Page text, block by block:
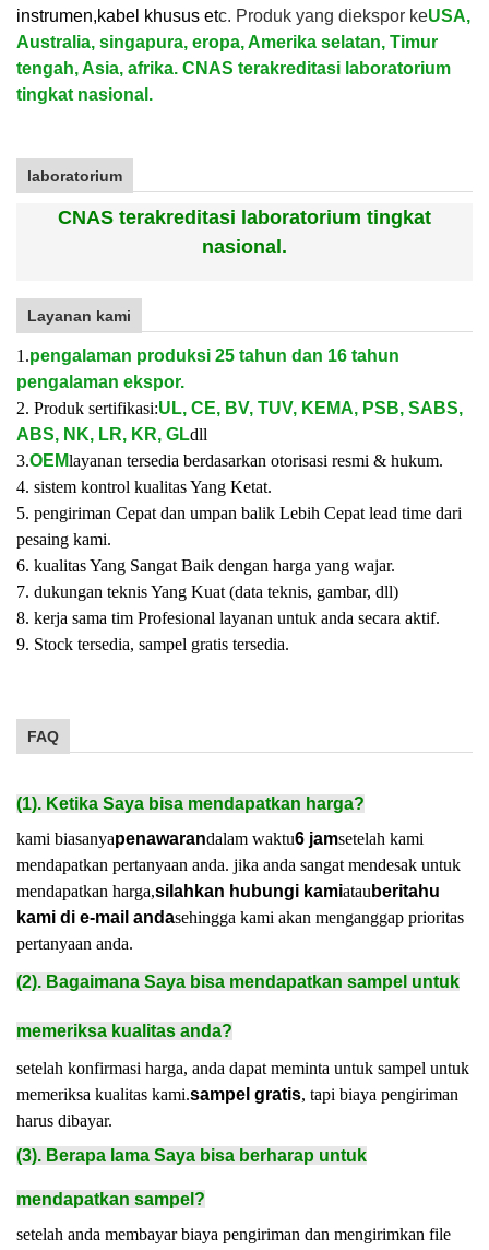
instrumen,kabel khusus etc. Produk yang diekspor keUSA,
Australia, singapura, eropa, Amerika selatan, Timur
tengah, Asia, afrika. CNAS terakreditasi laboratorium
tingkat nasional.
laboratorium
CNAS terakreditasi laboratorium tingkat
nasional.
Layanan kami
1.pengalaman produksi 25 tahun dan 16 tahun
pengalaman ekspor.
2. Produk sertifikasi:UL, CE, BV, TUV, KEMA, PSB, SABS,
ABS, NK, LR, KR, GLdll
3.OEMlayanan tersedia berdasarkan otorisasi resmi & hukum.
4. sistem kontrol kualitas Yang Ketat.
5. pengiriman Cepat dan umpan balik Lebih Cepat lead time dari
pesaing kami.
6. kualitas Yang Sangat Baik dengan harga yang wajar.
7. dukungan teknis Yang Kuat (data teknis, gambar, dll)
8. kerja sama tim Profesional layanan untuk anda secara aktif.
9. Stock tersedia, sampel gratis tersedia.
FAQ
(1). Ketika Saya bisa mendapatkan harga?
kami biasanyapenawarandalam waktu6 jamsetelah kami
mendapatkan pertanyaan anda. jika anda sangat mendesak untuk
mendapatkan harga,silahkan hubungi kamiatau beritahu
kami di e-mail andasehingga kami akan menganggap prioritas
pertanyaan anda.
(2). Bagaimana Saya bisa mendapatkan sampel untuk
memeriksa kualitas anda?
setelah konfirmasi harga, anda dapat meminta untuk sampel untuk
memeriksa kualitas kami.sampel gratis, tapi biaya pengiriman
harus dibayar.
(3). Berapa lama Saya bisa berharap untuk
mendapatkan sampel?
setelah anda membayar biaya pengiriman dan mengirimkan file